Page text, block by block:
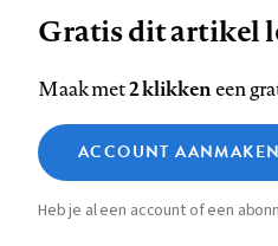
op
Facebook
op
LinkedIn
op
Bluesky
ons
op
Footer
Contact Colofon Disclaimer
Zie onze cookie policy
Analytische cookies
Marketing cookies
Gratis dit artikel
Maak met2 klikkeneen
ACCOUNT AANMAKEN
Heb je al een account of een